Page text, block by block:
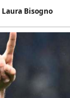
Laura Bisogno